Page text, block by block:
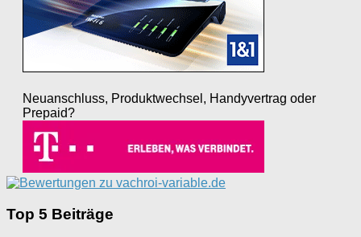
Neuanschluss, Produktwechsel, Handyvertrag oder
Prepaid?
Top 5 Beiträge